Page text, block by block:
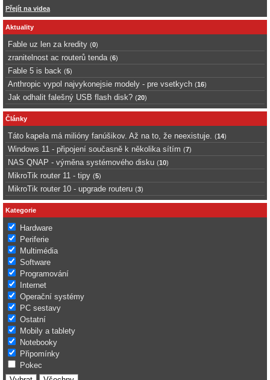
Přejít na videa
Aktuality
Fable uz len za kredity (0)
zranitelnost ac routerů tenda (6)
Fable 5 is back (5)
Anthropic vypol najvykonejsie modely - pre vsetkych (16)
Jak odhalit falešný USB flash disk? (20)
Články
Táto kapela má milióny fanúšikov. Až na to, že neexistuje. (14)
Windows 11 - připojení současně k několika sítím (7)
NAS QNAP - výměna systémového disku (10)
MikroTik router 11 - tipy (5)
MikroTik router 10 - upgrade routeru (3)
Kategorie
Hardware
Periferie
Multimédia
Software
Programování
Internet
Operační systémy
PC sestavy
Ostatní
Mobily a tablety
Notebooky
Připomínky
Pokec